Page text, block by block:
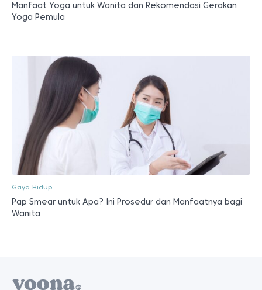
Manfaat Yoga untuk Wanita dan Rekomendasi Gerakan
Yoga Pemula
Gaya Hidup
Pap Smear untuk Apa? Ini Prosedur dan Manfaatnya bagi
Wanita